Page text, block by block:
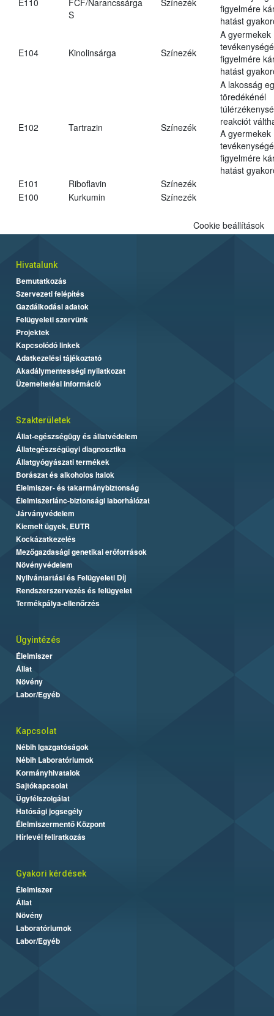
S
figyelmére
hatást
E104 Kinolinsárga Színezék
A gyermekek
figyelmére
hatást
E102 Tartrazin Színezék
A lakosság
töredékénél
reakciót
A gyermekek
figyelmére
hatást
E101
Riboflavin
Színezék
E100
Kurkumin Színezék
Cookie beállítások
Hivatalunk
Bemutatkozás
Szervezeti felépítés
Gazdálkodási adatok
Felügyeleti szervünk
Projektek
Kapcsolódó linkek
Adatkezelési tájékoztató
Akadálymentességi nyilatkozat
Üzemeltetési információ
Szakterületek
Állat-egészségügy és állatvédelem
Állategészségügyi diagnosztika
Állatgyógyászati termékek
Borászat és alkoholos italok
Élelmiszer- és takarmánybiztonság
Élelmiszerlánc-biztonsági laborhálózat
Járványvédelem
Kiemelt ügyek, EUTR
Kockázatkezelés
Mezőgazdasági genetikai erőforrások
Növényvédelem
Nyilvántartási és Felügyeleti Díj
Rendszerszervezés és felügyelet
Termékpálya-ellenőrzés
Ügyintézés
Élelmiszer
Állat
Növény
Labor/Egyéb
Kapcsolat
Nébih Igazgatóságok
Nébih Laboratóriumok
Kormányhivatalok
Sajtókapcsolat
Ügyfélszolgálat
Hatósági jogsegély
Élelmiszermentő Központ
Hírlevél feliratkozás
Gyakori kérdések
Élelmiszer
Állat
Növény
Laboratóriumok
Labor/Egyéb